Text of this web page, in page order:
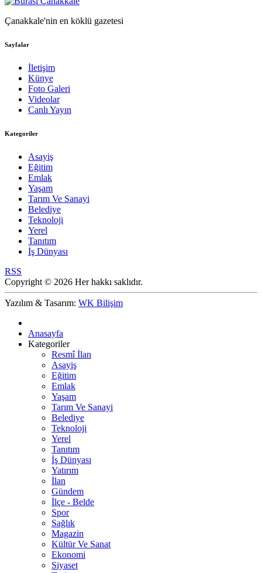
Çanakkale'nin en köklü gazetesi
Sayfalar
İletişim
Künye
Foto Galeri
Videolar
Canlı Yayın
Kategoriler
Asayiş
Eğitim
Emlak
Yaşam
Tarım Ve Sanayi
Belediye
Teknoloji
Yerel
Tanıtım
İş Dünyası
RSS
Copyright © 2026 Her hakkı saklıdır.
Yazılım & Tasarım: WK Bilişim
Anasayfa
Kategoriler
Resmî İlan
Asayiş
Eğitim
Emlak
Yaşam
Tarım Ve Sanayi
Belediye
Teknoloji
Yerel
Tanıtım
İş Dünyası
Yatırım
İlan
Gündem
İlçe - Belde
Spor
Sağlık
Magazin
Kültür Ve Sanat
Ekonomi
Siyaset